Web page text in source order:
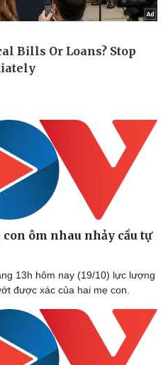
Ô tô - Xe máy
Xe máy
Tư vấn
ôm nhau nhảy cầu tự
13h hôm nay (19/10) lực lượng
được xác của hai mẹ con.